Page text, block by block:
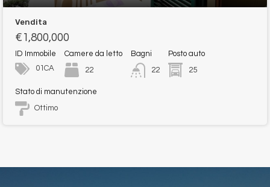
Vendita
€1,800,000
ID Immobile
01CA
Camere da letto
22
Bagni
22
Posto auto
25
Stato di manutenzione
Ottimo